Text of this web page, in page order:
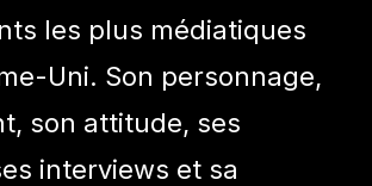
les plus médiatiques
Uni. Son personnage,
son attitude, ses
interviews et sa